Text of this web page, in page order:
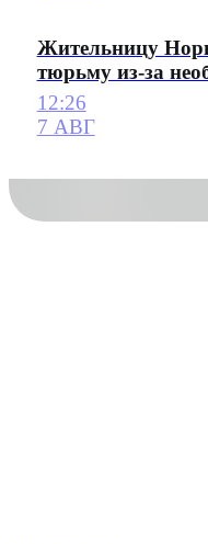
Жительницу
тюрьму из-за
12:26
7 АВГ